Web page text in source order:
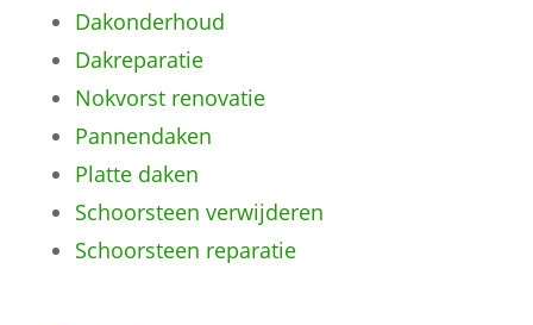
Dakonderhoud
Dakreparatie
Nokvorst renovatie
Pannendaken
Platte daken
Schoorsteen verwijderen
Schoorsteen reparatie